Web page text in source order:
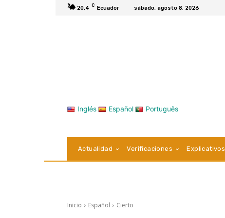
20.4 C Ecuador sábado, agosto 8, 2026
Inglés Español Português
Actualidad Verificaciones Explicativos
Inicio Español Cierto